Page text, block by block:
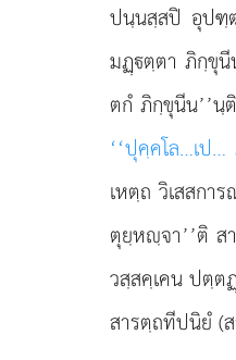
ปนฺนสฺสปิ อุปฑฺ
มฏฺตฺตา ภิกฺขุ
ตกํ ภิกฺขุนีน’’นฺ
‘‘ปุคฺคโล…เป
เหตฺถ วิเสสกา
ตุยฺหฺจา’’ติ ส
วสฺสคฺเคน ปตฺต
สารตฺถทีปนิยํ (